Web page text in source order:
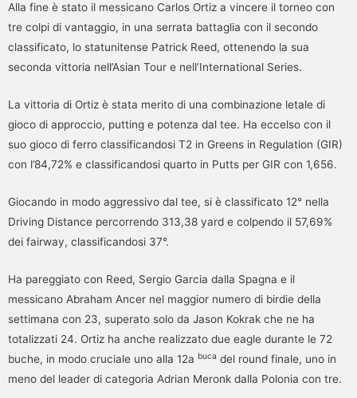
Alla fine è stato il messicano Carlos Ortiz a vincere il torneo con
tre colpi di vantaggio, in una serrata battaglia con il secondo
classificato, lo statunitense Patrick Reed, ottenendo la sua
seconda vittoria nell’Asian Tour e nell’International Series.
La vittoria di Ortiz è stata merito di una combinazione letale di
gioco di approccio, putting e potenza dal tee. Ha eccelso con il
suo gioco di ferro classificandosi T2 in Greens in Regulation (GIR)
con l’84,72% e classificandosi quarto in Putts per GIR con 1,656.
Giocando in modo aggressivo dal tee, si è classificato 12° nella
Driving Distance percorrendo 313,38 yard e colpendo il 57,69%
dei fairway, classificandosi 37°.
Ha pareggiato con Reed, Sergio Garcia dalla Spagna e il
messicano Abraham Ancer nel maggior numero di birdie della
settimana con 23, superato solo da Jason Kokrak che ne ha
totalizzati 24. Ortiz ha anche realizzato due eagle durante le 72
buche, in modo cruciale uno alla 12a buca del round finale, uno in
meno del leader di categoria Adrian Meronk dalla Polonia con tre.